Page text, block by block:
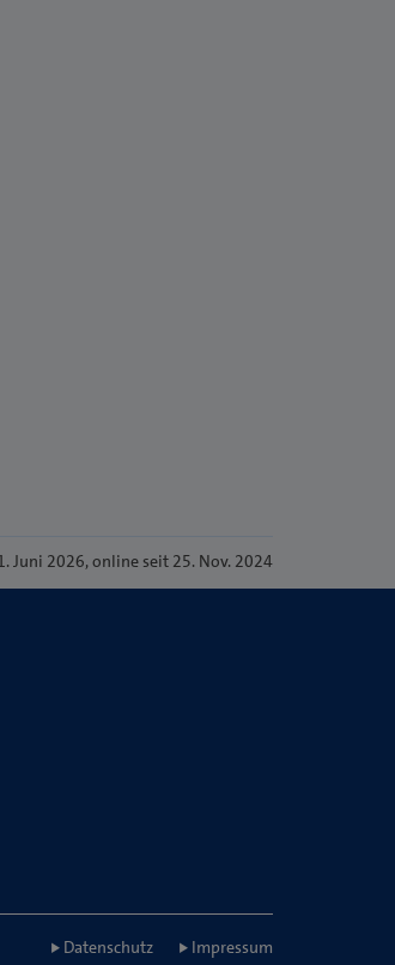
Juni 2026, online seit 25. Nov. 2024
Datenschutz Impressum